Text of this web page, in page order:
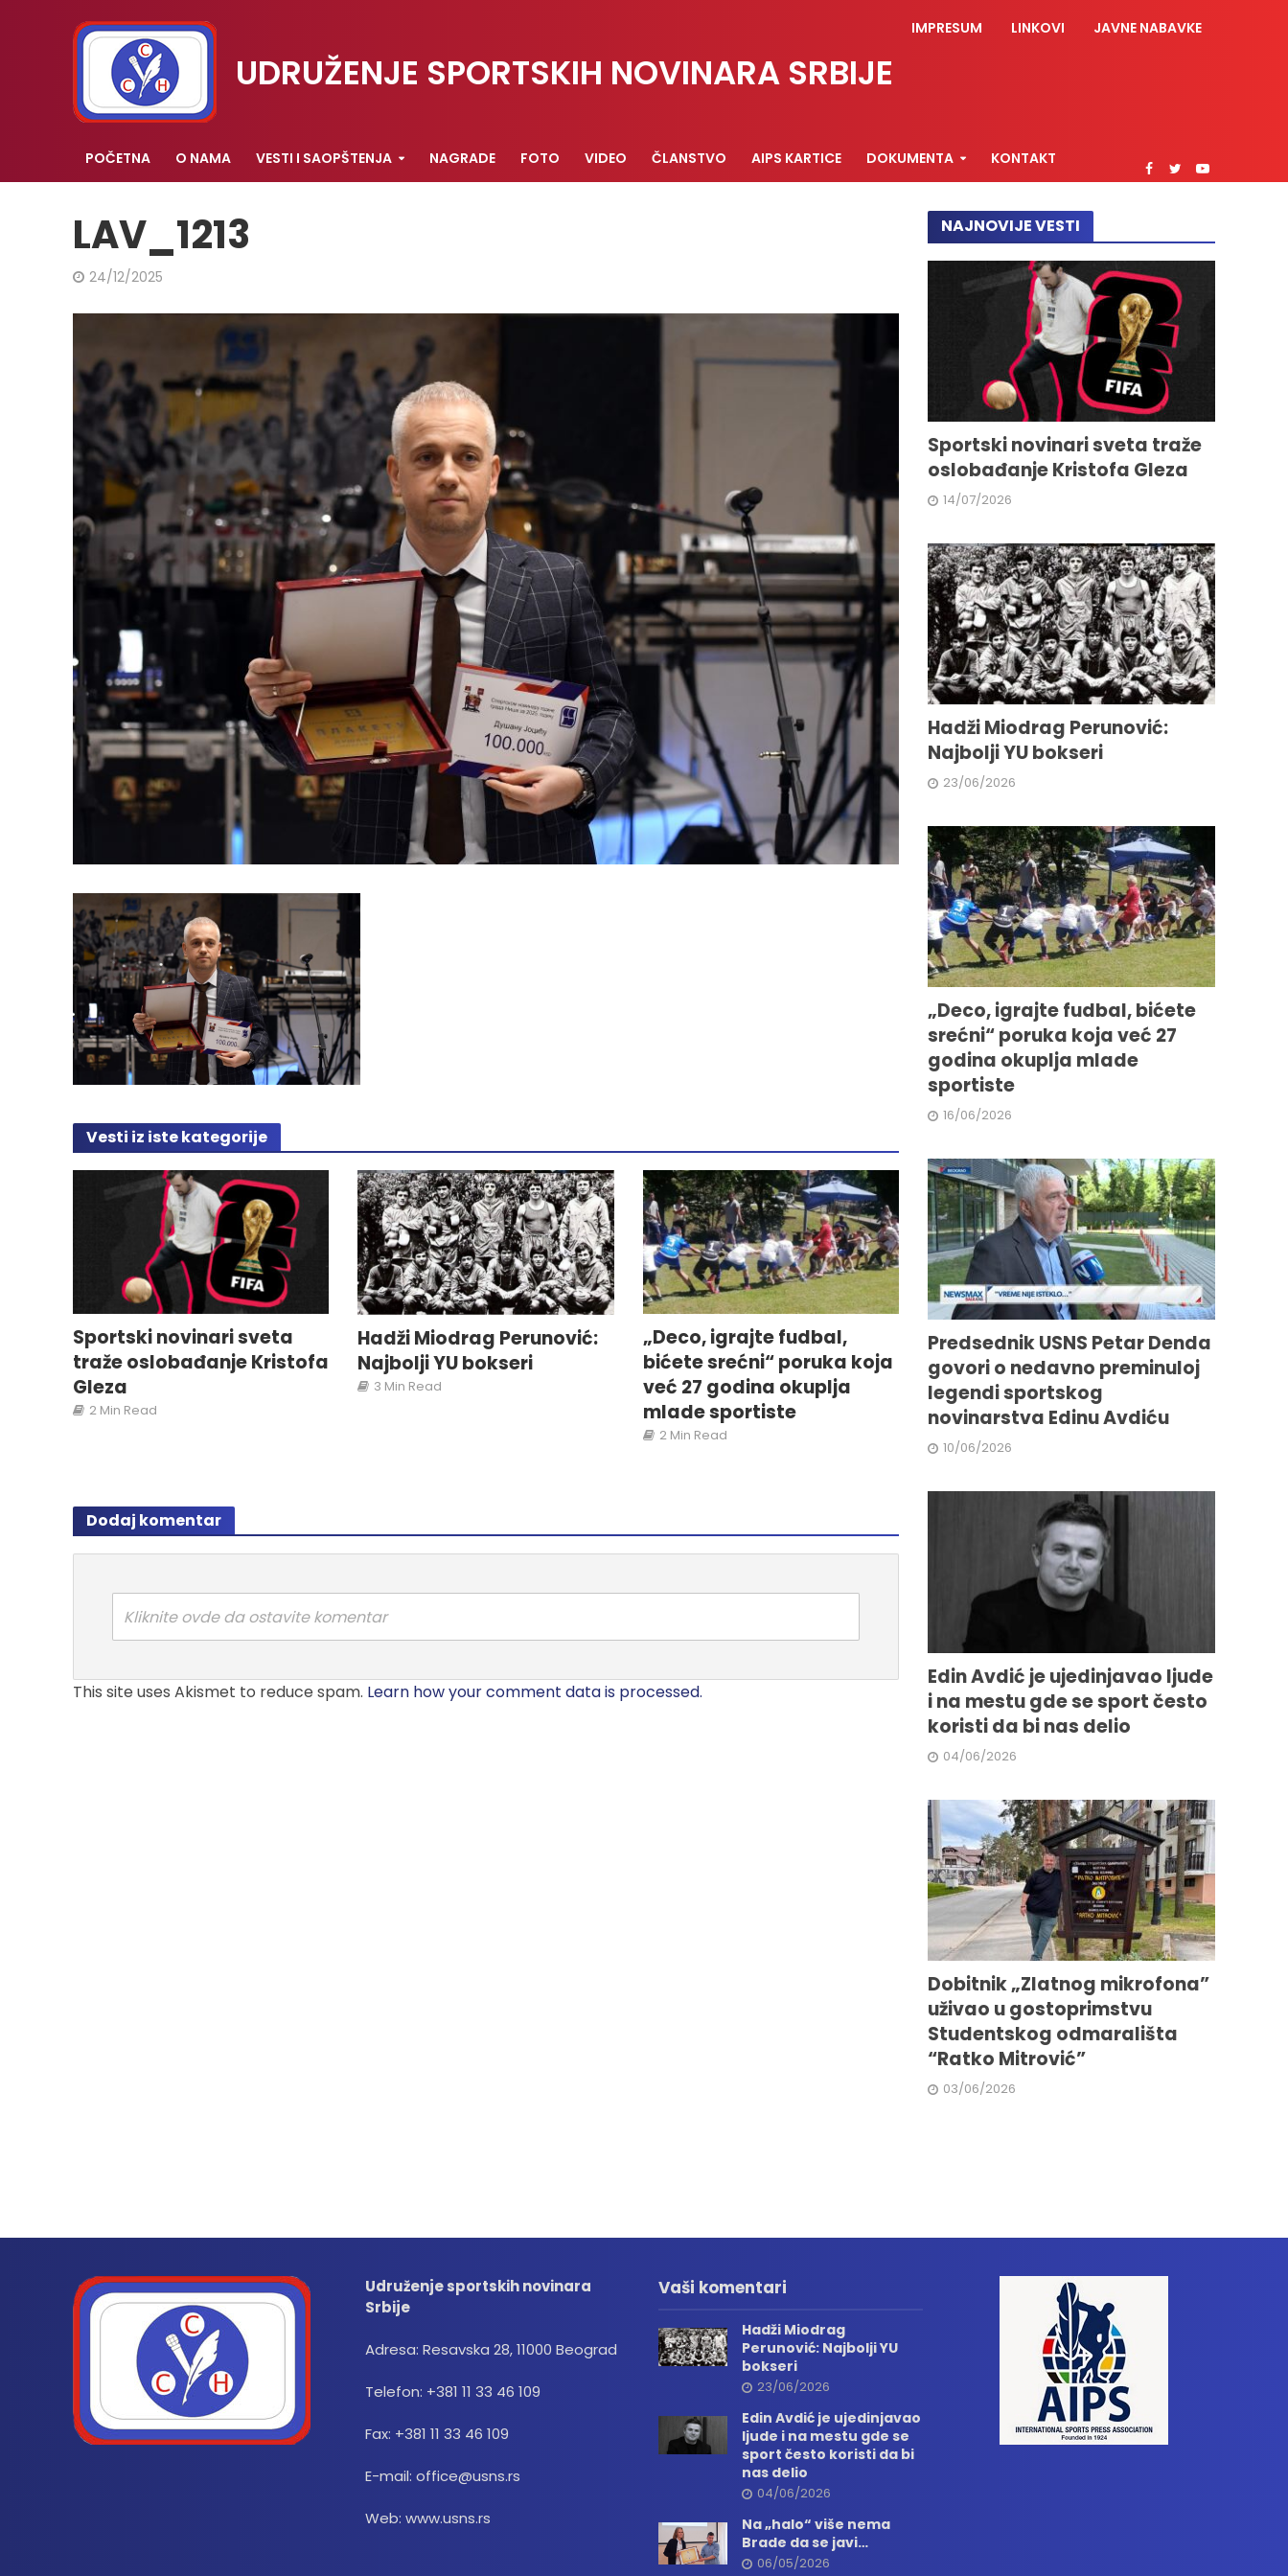
UDRUŽENJE SPORTSKIH NOVINARA SRBIJE
IMPRESUM LINKOVI JAVNE NABAVKE
POČETNA O NAMA VESTI I SAOPŠTENJA NAGRADE FOTO VIDEO ČLANSTVO AIPS KARTICE DOKUMENTA KONTAKT
LAV_1213
24/12/2025
Vesti iz iste kategorije
Sportski novinari sveta
traže oslobađanje Kristofa
Gleza
2 Min Read
Hadži Miodrag Perunović:
Najbolji YU bokseri
3 Min Read
„Deco, igrajte fudbal,
bićete srećni“ poruka koja
već 27 godina okuplja
mlade sportiste
2 Min Read
Dodaj komentar
Kliknite ovde da ostavite komentar
This site uses Akismet to reduce spam. Learn how your comment data is processed.
NAJNOVIJE VESTI
Sportski novinari sveta traže
oslobađanje Kristofa Gleza
14/07/2026
Hadži Miodrag Perunović:
Najbolji YU bokseri
23/06/2026
„Deco, igrajte fudbal, bićete
srećni“ poruka koja već 27
godina okuplja mlade
sportiste
16/06/2026
Predsednik USNS Petar Denda
govori o nedavno preminuloj
legendi sportskog
novinarstva Edinu Avdiću
10/06/2026
Edin Avdić je ujedinjavao ljude
i na mestu gde se sport često
koristi da bi nas delio
04/06/2026
Dobitnik „Zlatnog mikrofona”
uživao u gostoprimstvu
Studentskog odmarališta
“Ratko Mitrović”
03/06/2026
Udruženje sportskih novinara
Srbije
Adresa: Resavska 28, 11000 Beograd
Telefon: +381 11 33 46 109
Fax: +381 11 33 46 109
E-mail: office@usns.rs
Web: www.usns.rs
Vaši komentari
Hadži Miodrag
Perunović: Najbolji YU
bokseri
23/06/2026
Edin Avdić je ujedinjavao
ljude i na mestu gde se
sport često koristi da bi
nas delio
04/06/2026
Na „halo“ više nema
Brade da se javi…
06/05/2026